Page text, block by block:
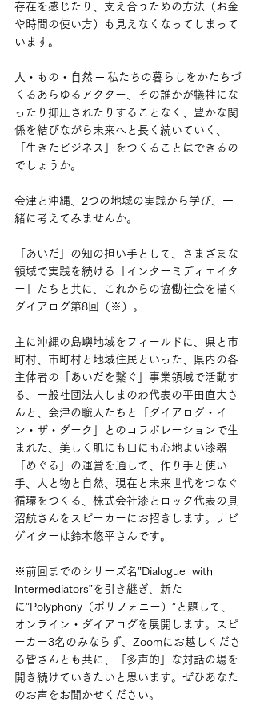
存在を感じたり、支え合うための方法（お金
や時間の使い方）も見えなくなってしまって
います。
人・もの・自然 ─ 私たちの暮らしをかたちづ
くるあらゆるアクター、その誰かが犠牲にな
ったり抑圧されたりすることなく、豊かな関
係を結びながら未来へと長く続いていく、
「生きたビジネス」をつくることはできるの
でしょうか。
会津と沖縄、2つの地域の実践から学び、一
緒に考えてみませんか。
「あいだ」の知の担い手として、さまざまな
領域で実践を続ける「インターミディエイタ
ー」たちと共に、これからの協働社会を描く
ダイアログ第8回（※）。
主に沖縄の島嶼地域をフィールドに、県と市
町村、市町村と地域住民といった、県内の各
主体者の「あいだを繋ぐ」事業領域で活動す
る、一般社団法人しまのわ代表の平田直大さ
んと、会津の職人たちと「ダイアログ・イ
ン・ザ・ダーク」とのコラボレーションで生
まれた、美しく肌にも口にも心地よい漆器
「めぐる」の運営を通して、作り手と使い
手、人と物と自然、現在と未来世代をつなぐ
循環をつくる、株式会社漆とロック代表の貝
沼航さんをスピーカーにお招きします。ナビ
ゲイターは鈴木悠平さんです。
※前回までのシリーズ名”Dialogue  with
Intermediators”を引き継ぎ、新た
に”Polyphony（ポリフォニー）”と題して、
オンライン・ダイアログを展開します。スピ
ーカー3名のみならず、Zoomにお越しくださ
る皆さんとも共に、「多声的」な対話の場を
開き続けていきたいと思います。ぜひあなた
のお声をお聞かせください。